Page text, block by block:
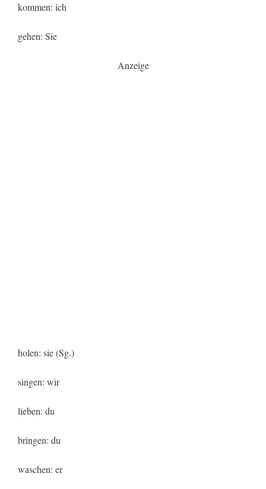
kommen: ich
gehen: Sie
Anzeige
holen: sie (Sg.)
singen: wir
lieben: du
bringen: du
waschen: er